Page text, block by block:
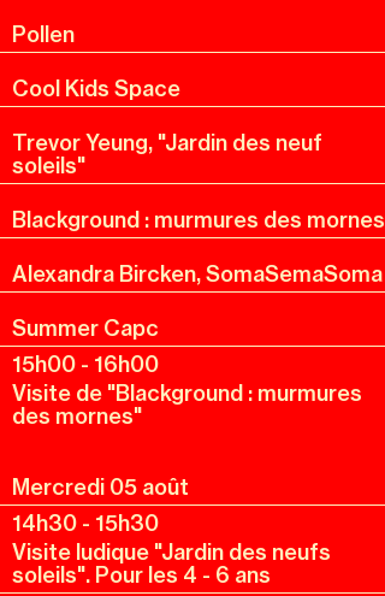
Pollen
Cool Kids Space
Trevor Yeung, "Jardin des neuf
soleils"
Blackground : murmures des mornes
Alexandra Bircken, SomaSemaSoma
Summer Capc
15h00 - 16h00
Visite de "Blackground : murmures
des mornes"
Mercredi 05 août
14h30 - 15h30
Visite ludique "Jardin des neufs
soleils". Pour les 4 - 6 ans